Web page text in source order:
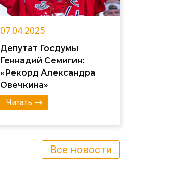
07.04.2025
Депутат Госдумы
Геннадий Семигин:
«Рекорд Александра
Овечкина»
Читать
Все новости